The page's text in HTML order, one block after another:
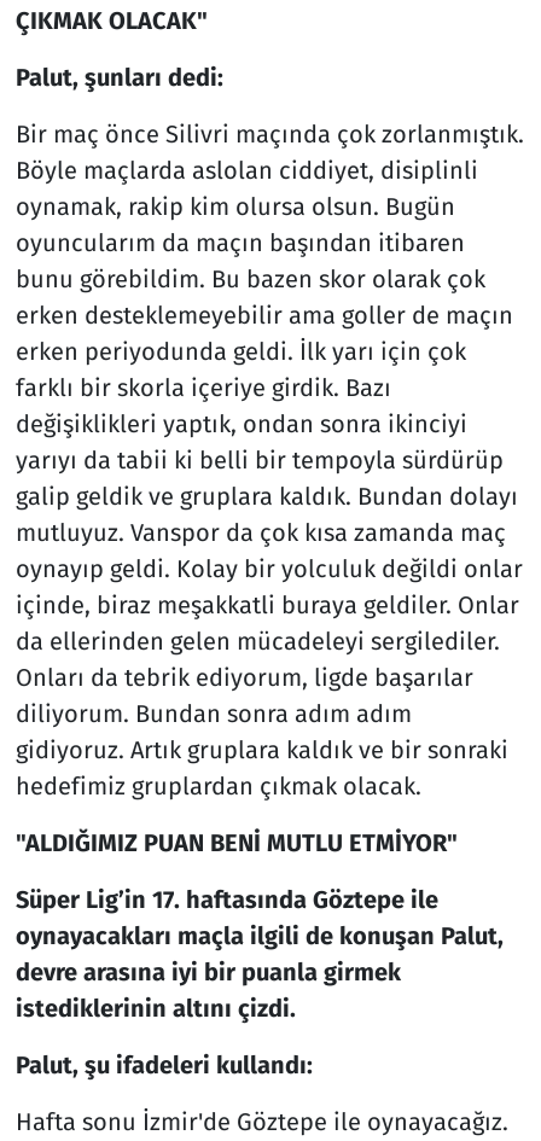
ÇIKMAK OLACAK"
Palut, şunları dedi:
Bir maç önce Silivri maçında çok zorlanmıştık.
Böyle maçlarda aslolan ciddiyet, disiplinli
oynamak, rakip kim olursa olsun. Bugün
oyuncularım da maçın başından itibaren
bunu görebildim. Bu bazen skor olarak çok
erken desteklemeyebilir ama goller de maçın
erken periyodunda geldi. İlk yarı için çok
farklı bir skorla içeriye girdik. Bazı
değişiklikleri yaptık, ondan sonra ikinciyi
yarıyı da tabii ki belli bir tempoyla sürdürüp
galip geldik ve gruplara kaldık. Bundan dolayı
mutluyuz. Vanspor da çok kısa zamanda maç
oynayıp geldi. Kolay bir yolculuk değildi onlar
içinde, biraz meşakkatli buraya geldiler. Onlar
da ellerinden gelen mücadeleyi sergilediler.
Onları da tebrik ediyorum, ligde başarılar
diliyorum. Bundan sonra adım adım
gidiyoruz. Artık gruplara kaldık ve bir sonraki
hedefimiz gruplardan çıkmak olacak.
"ALDIĞIMIZ PUAN BENİ MUTLU ETMİYOR"
Süper Lig’in 17. haftasında Göztepe ile
oynayacakları maçla ilgili de konuşan Palut,
devre arasına iyi bir puanla girmek
istediklerinin altını çizdi.
Palut, şu ifadeleri kullandı:
Hafta sonu İzmir'de Göztepe ile oynayacağız.